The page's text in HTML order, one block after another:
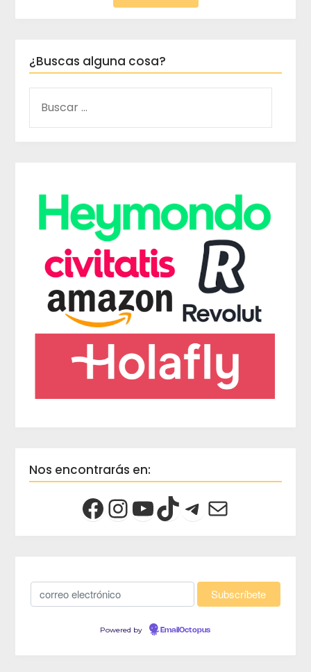
¿Buscas alguna cosa?
Nos encontrarás en:
Powered by EmailOctopus